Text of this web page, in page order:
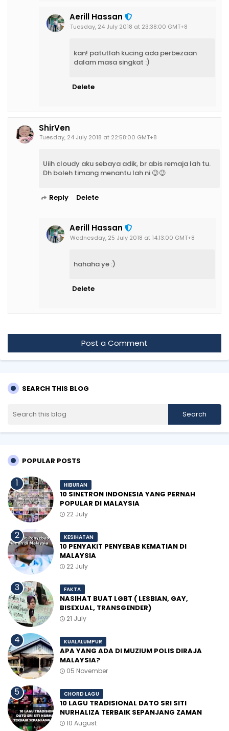
Aerill Hassan
Tuesday, 24 July 2018 at 23:38:00 GMT+8
kan! patutlah kucing ada perbezaan
dalam masa singkat :)
Delete
ShirVen
Tuesday, 24 July 2018 at 22:58:00 GMT+8
Uiih cloudy aku sebaya adik, br abis remaja lah tu.
Dh boleh timang menantu lah ni 😉😉
Reply Delete
Aerill Hassan
Wednesday, 25 July 2018 at 14:13:00 GMT+8
hahaha ye :)
Delete
Post a Comment
SEARCH THIS BLOG
POPULAR POSTS
HIBURAN
10 SINETRON INDONESIA YANG PERNAH
POPULAR DI MALAYSIA
22 July
KESIHATAN
10 PENYAKIT PENYEBAB KEMATIAN DI
MALAYSIA
22 July
FAKTA
NASIHAT BUAT LGBT ( LESBIAN, GAY,
BISEXUAL, TRANSGENDER)
21 July
KUALALUMPUR
APA YANG ADA DI MUZIUM POLIS DIRAJA
MALAYSIA?
05 November
CHORD LAGU
10 LAGU TRADISIONAL DATO SRI SITI
NURHALIZA TERBAIK SEPANJANG ZAMAN
10 August